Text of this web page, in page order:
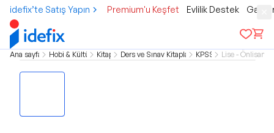
idefix’te Satış Yapın Premium'u Keşfet Evlilik Destek
Ana sayfa Hobi & Kültür Kitap Ders ve Sınav Kitapları KPSS Lise - Önlisans